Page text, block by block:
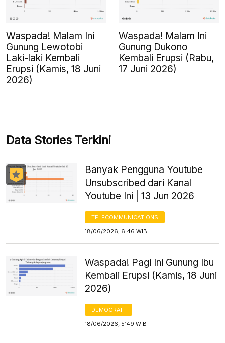
Waspada! Malam Ini
Gunung Lewotobi
Laki-laki Kembali
Erupsi (Kamis, 18 Juni
2026)
Waspada! Malam Ini
Gunung Dukono
Kembali Erupsi (Rabu,
17 Juni 2026)
Data Stories Terkini
Banyak Pengguna Youtube
Unsubscribed dari Kanal
Youtube Ini | 13 Jun 2026
TELECOMMUNICATIONS
18/06/2026, 6:46 WIB
Waspada! Pagi Ini Gunung Ibu
Kembali Erupsi (Kamis, 18 Juni
2026)
DEMOGRAFI
18/06/2026, 5:49 WIB